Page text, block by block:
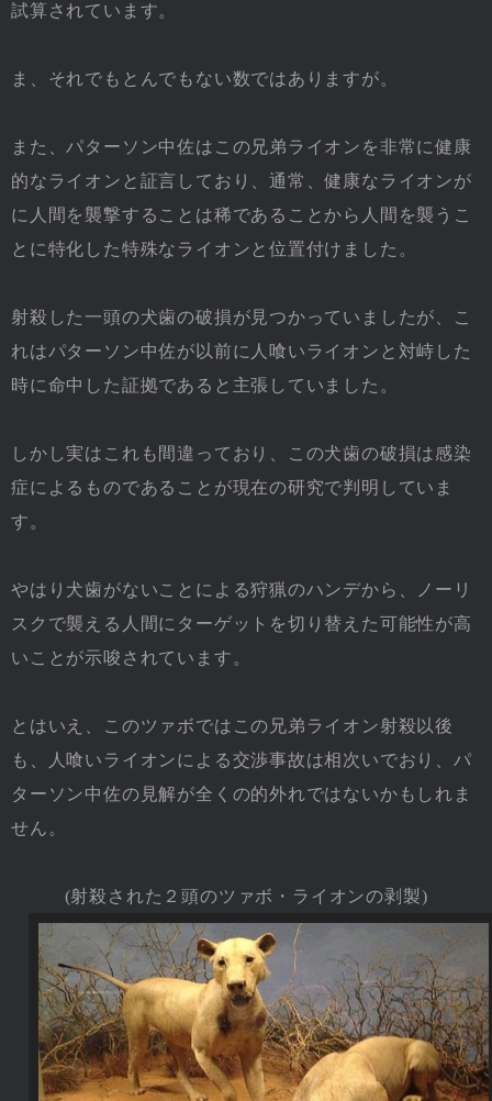
試算されています。
ま、それでもとんでもない数ではありますが。
また、パターソン中佐はこの兄弟ライオンを非常に健康
的なライオンと証言しており、通常、健康なライオンが
に人間を襲撃することは稀であることから人間を襲うこ
とに特化した特殊なライオンと位置付けました。
射殺した一頭の犬歯の破損が見つかっていましたが、こ
れはパターソン中佐が以前に人喰いライオンと対峙した
時に命中した証拠であると主張していました。
しかし実はこれも間違っており、この犬歯の破損は感染
症によるものであることが現在の研究で判明していま
す。
やはり犬歯がないことによる狩猟のハンデから、ノーリ
スクで襲える人間にターゲットを切り替えた可能性が高
いことが示唆されています。
とはいえ、このツァボではこの兄弟ライオン射殺以後
も、人喰いライオンによる交渉事故は相次いでおり、パ
ターソン中佐の見解が全くの的外れではないかもしれま
せん。
(射殺された２頭のツァボ・ライオンの剥製)